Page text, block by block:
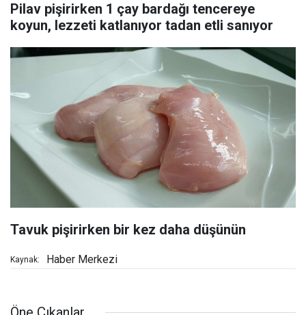
Pilav pişirirken 1 çay bardağı tencereye
koyun, lezzeti katlanıyor tadan etli sanıyor
Tavuk pişirirken bir kez daha düşünün
Kaynak: Haber Merkezi